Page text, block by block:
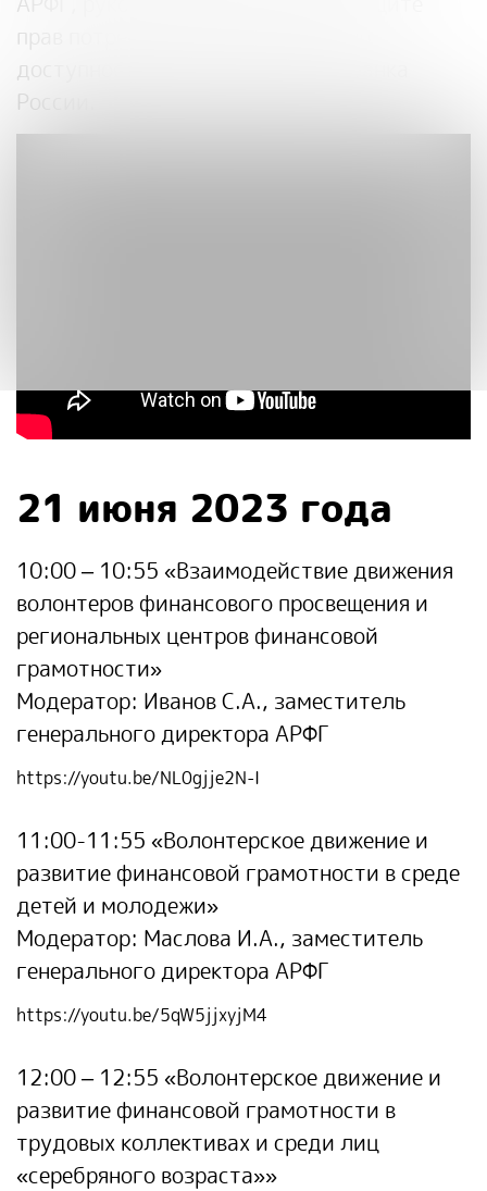
прав потребителей и обеспечению
доступности финансовых услуг Банка
России.
21 июня 2023 года
10:00 – 10:55 «Взаимодействие движения
волонтеров финансового просвещения и
региональных центров финансовой
грамотности»
Модератор: Иванов С.А., заместитель
генерального директора АРФГ
https://youtu.be/NL0gjje2N-I
11:00-11:55 «Волонтерское движение и
развитие финансовой грамотности в среде
детей и молодежи»
Модератор: Маслова И.А., заместитель
генерального директора АРФГ
https://youtu.be/5qW5jjxyjM4
12:00 – 12:55 «Волонтерское движение и
развитие финансовой грамотности в
трудовых коллективах и среди лиц
«серебряного возраста»»